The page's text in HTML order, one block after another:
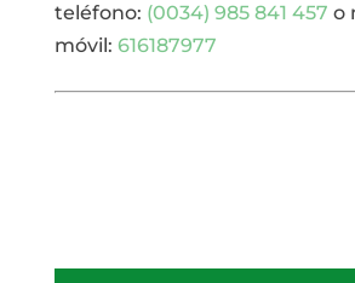
teléfono: (0034) 985 841 457 o
móvil: 616187977